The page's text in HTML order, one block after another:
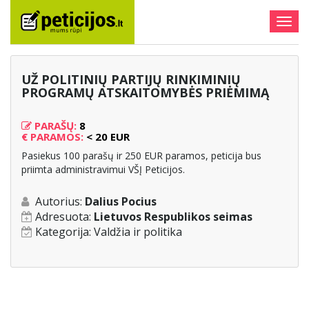
UŽ POLITINIŲ PARTIJŲ RINKIMINIŲ
PROGRAMŲ ATSKAITOMYBĖS PRIĖMIMĄ
PARAŠŲ: 8
€ PARAMOS: < 20 EUR
Pasiekus 100 parašų ir 250 EUR paramos, peticija bus
priimta administravimui VŠĮ Peticijos.
Autorius: Dalius Pocius
Adresuota: Lietuvos Respublikos seimas
Kategorija: Valdžia ir politika